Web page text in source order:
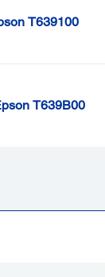
T639100
T639B00